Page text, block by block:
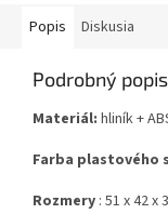
Popis Diskusia
Podrobný popis
Materiál: hliník +
Farba plastového
Rozmery : 51 x 42